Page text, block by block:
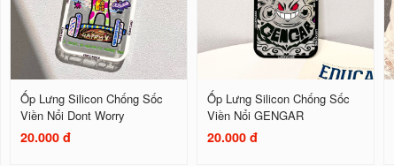
Ốp Lưng Silicon Chống Sốc
Viền Nổi Dont Worry
20.000 đ
Ốp Lưng Silicon Chống Sốc
Viền Nổi GENGAR
20.000 đ